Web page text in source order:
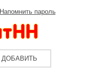
Напомнить пароль
ДОБАВИТЬ